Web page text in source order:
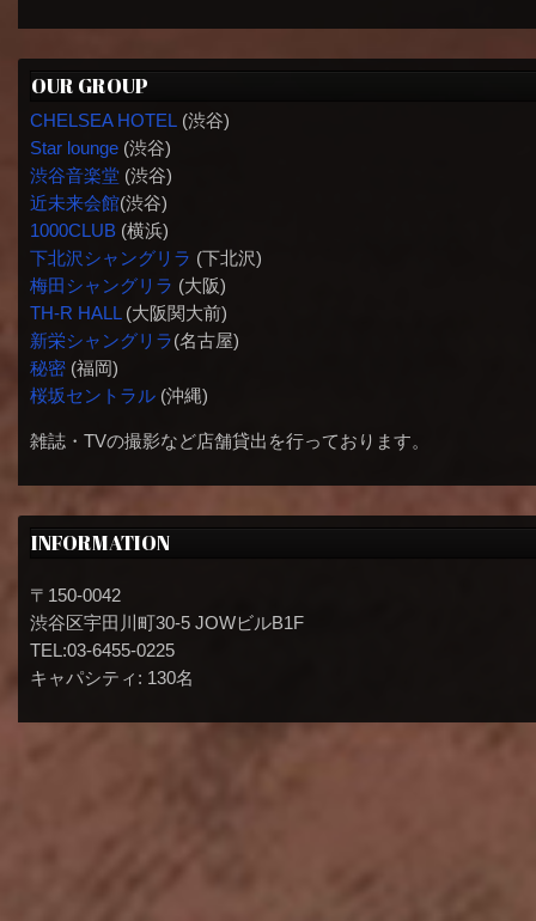
OUR GROUP
CHELSEA HOTEL (渋谷)
Star lounge(渋谷)
渋谷音楽堂(渋谷)
近未来会館(渋谷)
1000CLUB(横浜)
下北沢シャングリラ (下北沢)
梅田シャングリラ (大阪)
TH-R HALL(大阪関大前)
新栄シャングリラ(名古屋)
秘密(福岡)
桜坂セントラル(沖縄)
雑誌・TVの撮影など店舗貸出を行っております。
INFORMATION
〒150-0042
渋谷区宇田川町30-5 JOWビルB1F
TEL:03-6455-0225
キャパシティ: 130名